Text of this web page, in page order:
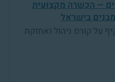
— הכשרה מקצועית
בישראל
על קורס ניהול ואחזקת